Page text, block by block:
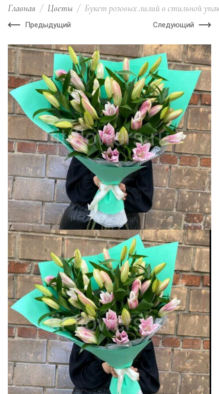
Главная / Цветы / Букет розовых лилий в стильной
Предыдущий Следующий